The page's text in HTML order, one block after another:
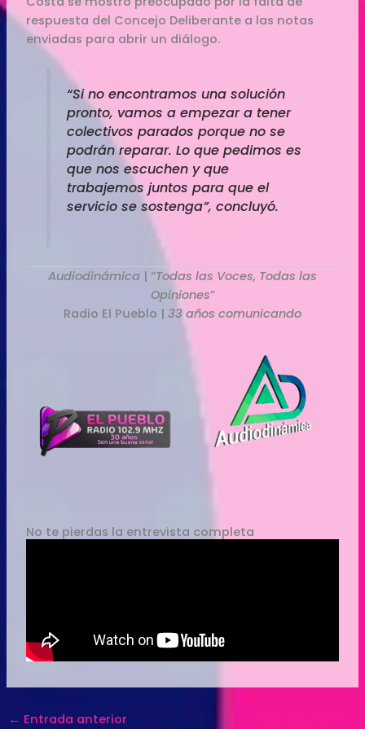
respuesta del Concejo Deliberante a las notas
enviadas para abrir un diálogo.
“Si no encontramos una solución
pronto, vamos a empezar a tener
colectivos parados porque no se
podrán reparar. Lo que pedimos es
que nos escuchen y que
trabajemos juntos para que el
servicio se sostenga”, concluyó.
Audiodinámica | “Todas las Voces, Todas las
Opiniones”
Radio El Pueblo | 33 años comunicando
No te pierdas la entrevista completa
← Entrada anterior